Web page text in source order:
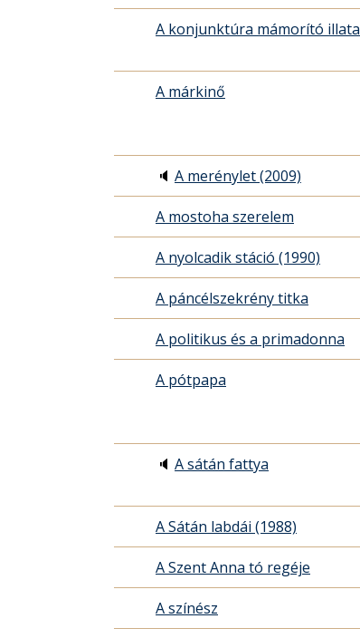
A konjunktúra mámorító illata
A márkinő
🔈 A merénylet (2009)
A mostoha szerelem
A nyolcadik stáció (1990)
A páncélszekrény titka
A politikus és a primadonna
A pótpapa
🔈 A sátán fattya
A Sátán labdái (1988)
A Szent Anna tó regéje
A színész